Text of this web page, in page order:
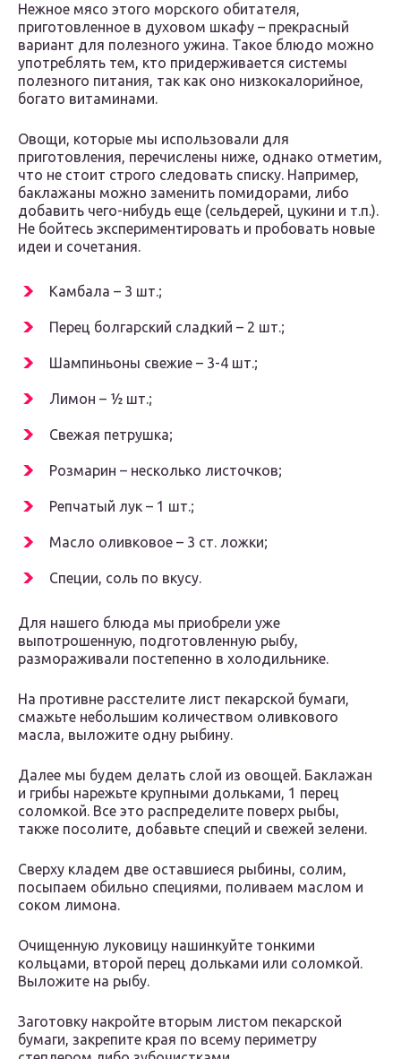
Нежное мясо этого морского обитателя,
приготовленное в духовом шкафу – прекрасный
вариант для полезного ужина. Такое блюдо можно
употреблять тем, кто придерживается системы
полезного питания, так как оно низкокалорийное,
богато витаминами.
Овощи, которые мы использовали для
приготовления, перечислены ниже, однако отметим,
что не стоит строго следовать списку. Например,
баклажаны можно заменить помидорами, либо
добавить чего-нибудь еще (сельдерей, цукини и т.п.).
Не бойтесь экспериментировать и пробовать новые
идеи и сочетания.
Камбала – 3 шт.;
Перец болгарский сладкий – 2 шт.;
Шампиньоны свежие – 3-4 шт.;
Лимон – ½ шт.;
Свежая петрушка;
Розмарин – несколько листочков;
Репчатый лук – 1 шт.;
Масло оливковое – 3 ст. ложки;
Специи, соль по вкусу.
Для нашего блюда мы приобрели уже
выпотрошенную, подготовленную рыбу,
размораживали постепенно в холодильнике.
На противне расстелите лист пекарской бумаги,
смажьте небольшим количеством оливкового
масла, выложите одну рыбину.
Далее мы будем делать слой из овощей. Баклажан
и грибы нарежьте крупными дольками, 1 перец
соломкой. Все это распределите поверх рыбы,
также посолите, добавьте специй и свежей зелени.
Сверху кладем две оставшиеся рыбины, солим,
посыпаем обильно специями, поливаем маслом и
соком лимона.
Очищенную луковицу нашинкуйте тонкими
кольцами, второй перец дольками или соломкой.
Выложите на рыбу.
Заготовку накройте вторым листом пекарской
бумаги, закрепите края по всему периметру